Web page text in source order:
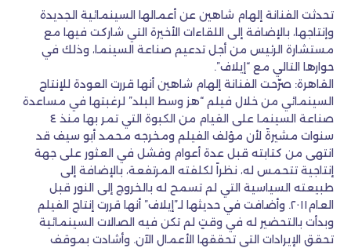
تحدثت الفنانة إلهام شاهين عن أعمالها السينمائية الجديدة
وإنتاجها، بالإضافة إلى اللقاءات الأخيرة التي شاركت فيها مع
مستشارة الرئيس من أجل تدعيم صناعة السينما، وذلك في
حوارها التالي مع “إيلاف”.
القاهرة: صرّحت الفنانة إلهام شاهين أنها قررت العودة للإنتاج
السينمائي من خلال فيلم “هز وسط البلد” لرغبتها في مساعدة
صناعة السينما على القيام من الكبوة التي تمر بها منذ ٤
سنوات مشيرةً لأن مؤلف الفيلم ومخرجه محمد أبو سيف قد
انتهى من كتابته قبل عدة أعوام وفشل في العثور على جهة
إنتاجية تتحمس له، نظراً لكلفته المرتفعة، بالإضافة إلى
طبيعته السياسية التي لم تسمح له بالخروج إلى النور قبل
العام٢٠١١. وأضافت في حديثها لـ”إيلاف” أنها قررت إنتاج الفيلم
وبدأت بالتحضير له في وقتٍ لم تكن فيه الصالات السينمائية
تحقق الإيرادات التي تحققها الأعمال الآن. وأشادت بموقف